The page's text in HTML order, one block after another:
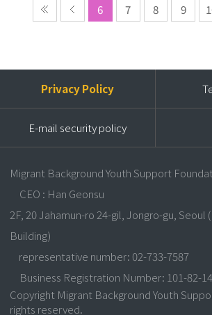
6 7 8 9
Privacy Policy
E-mail security policy
Migrant Background Youth Support
CEO : Han Geonsu
2F, 20 Jahamun-ro 24-gil, Jongro-gu, Seoul
Building)
representative number: 02-733-7587
Business Registration Number: 101-82-
Copyright Migrant Background Youth
rights reserved.